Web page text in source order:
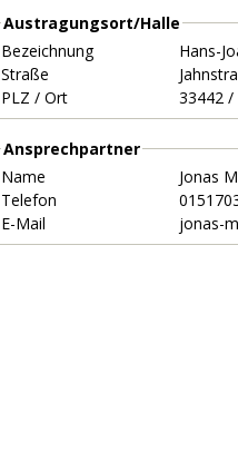
Austragungsort/Halle
Bezeichnung
Hans-
Straße
PLZ / Ort
Ansprechpartner
Name
Jonas
Telefon
E-Mail
jonas-